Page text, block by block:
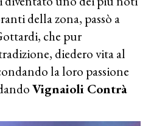
della zona, passò a
che pur
diedero vita al
la loro passione
Vignaioli Contrà